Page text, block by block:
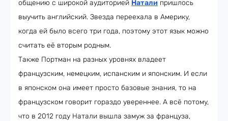
общению с широкой аудиторией Натали пришлось
выучить английский. Звезда переехала в Америку,
когда ей было всего три года, поэтому этот язык можно
считать её вторым родным.
Также Портман на разных уровнях владеет
французским, немецким, испанским и японским. И если
в японском она имеет просто базовые знания, то на
французском говорит гораздо увереннее. А всё потому,
что в 2012 году Натали вышла замуж за француза,